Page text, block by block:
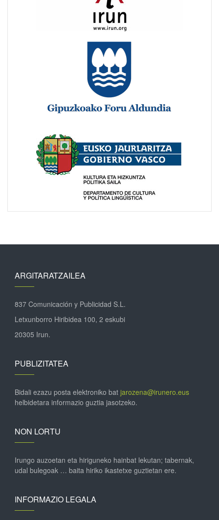
ARGITARATZAILEA
837 Comunicación y Publicidad S.L.
Letxunborro Hiribidea 100, 2 eskubi
20305 Irun.
PUBLIZITATEA
Bidali ezazu posta elektroniko bat jarozena@irunero.eus
helbidetara informazio guztia jasotzeko.
NON LORTU
Irungo auzoetan eta hiriguneko hainbat lekutan; tabernak,
udal bulegoak … baita hiriko ikastetxe guztietan ere.
INFORMAZIO LEGALA